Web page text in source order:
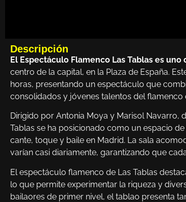
Descripción
El Espectáculo Flamenco Las Tablas es
centro de la capital, en la Plaza de España.
horas, presentando un espectáculo que
consolidados y jóvenes talentos del flamenco
Dirigido por Antonia Moya y Marisol
Tablas se ha posicionado como un espacio
cante, toque y baile en Madrid. La sala
varían casi diariamente, garantizando que
El espectáculo flamenco de Las Tablas
lo que permite experimentar la riqueza y
bailaores de primer nivel, el tablao presenta